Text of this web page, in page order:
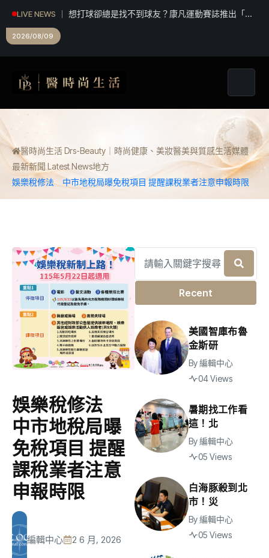
LIVE NEWS
想打球卻總是找不到球友？康凡運動賽誌推出「揪
2026/08/09
醫時尚生活 Drs-Beauty｜時尚健康、美妝醫美與質感生活媒體
最新新聞 Latest News地方
娛樂稅修法 中市地稅局曝免稅項目 提醒課稅業者注意申報時限
娛樂稅修法
中市地稅局曝
免稅項目 提醒
課稅業者注意
申報時限
編輯中心 2 6 月, 2026
Recent
美國智庫布魯
金斯研
By編輯中心
04 Views
暑期找工作看
這！北
By編輯中心
05 Views
白海豚殺到北
市！災
By編輯中心
05 Views